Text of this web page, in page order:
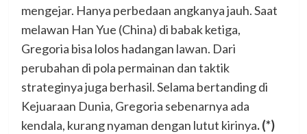
mengejar. Hanya perbedaan angkanya jauh. Saat
melawan Han Yue (China) di babak ketiga,
Gregoria bisa lolos hadangan lawan. Dari
perubahan di pola permainan dan taktik
strateginya juga berhasil. Selama bertanding di
Kejuaraan Dunia, Gregoria sebenarnya ada
kendala, kurang nyaman dengan lutut kirinya. (*)